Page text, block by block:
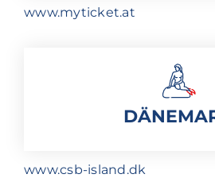
www.myticket.at
www.csb-island.dk